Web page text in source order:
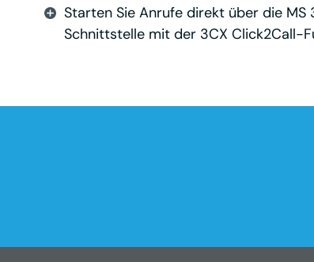
Starten Sie Anrufe direkt über die MS
Schnittstelle mit der 3CX Click2Call-